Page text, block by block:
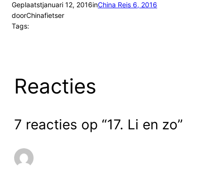
Geplaatstjanuari 12, 2016inChina Reis 6, 2016
doorChinafietser
Tags:
Reacties
7 reacties op “17. Li en zo”